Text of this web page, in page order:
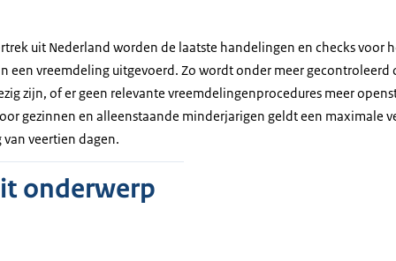
uit Nederland worden de laatste handelingen en checks voor
een vreemdeling uitgevoerd. Zo wordt onder meer gecontroleerd
zijn, of er geen relevante vreemdelingenprocedures meer
gezinnen en alleenstaande minderjarigen geldt een maximale
veertien dagen.
onderwerp